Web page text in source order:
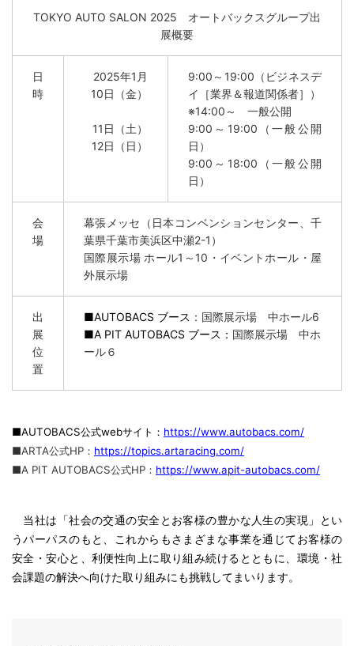
TOKYO AUTO SALON 2025 オートバックスグループ出
展概要
日
時
2025年1月
10日（金）
11 日（土）
12日（日）
9:00 ～19:00（ビジネスデ
イ［業界＆報道関係者］）
※14:00～ 一般公開
9:00～19:00（一般公開
日）
9:00～18:00（一般公開
日）
会
場
幕張メッセ（日本コンベンションセンター、千
葉県千葉市美浜区中瀬2-1）
国際展示場 ホール1～10・イベントホール・屋
外展示場
出
展
位
置
■AUTOBACS ブース ：国際展示場 中ホール6
■A PIT AUTOBACS ブース： 国際展示場 中ホ
ール６
■AUTOBACS公式webサイト： https://www.autobacs.com/
■ARTA公式HP： https://topics.artaracing.com/
■A PIT AUTOBACS公式HP： https://www.apit-autobacs.com/
当社は「社会の交通の安全とお客様の豊かな人生の実現」とい
うパーパスのもと、これからもさまざまな事業を通じてお客様の
安全・安心と、利便性向上に取り組み続けるとともに、環境・社
会課題の解決へ向けた取り組みにも挑戦してまいります。